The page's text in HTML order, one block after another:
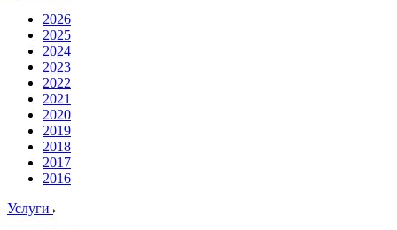
2026
2025
2024
2023
2022
2021
2020
2019
2018
2017
2016
Услуги